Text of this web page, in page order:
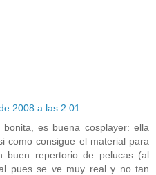
2008 a las 2:01
es buena cosplayer: ella
como consigue el material para
buen repertorio de pelucas (al
pues se ve muy real y no tan